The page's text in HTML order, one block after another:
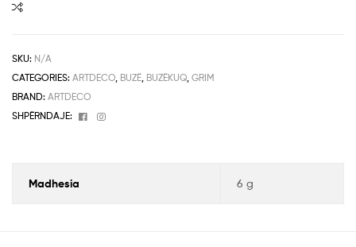
SKU: N/A
CATEGORIES: ARTDECO BUZË BUZËKUQ GRIM
BRAND: ARTDECO
SHPËRNDAJE:
Facebook
Instagram
Madhesia 6 g